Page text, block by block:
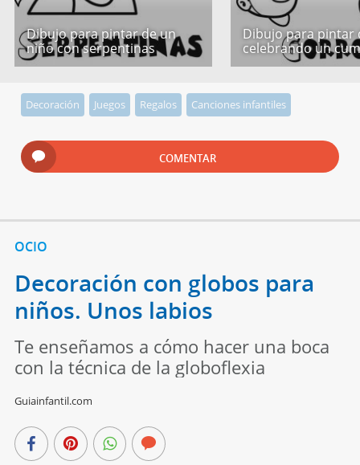
Dibujo para pintar de un
niño con serpentinas
Dibujo para pintar
celebrando un
Decoración Juegos Regalos Canciones infantiles
COMENTAR
OCIO
Decoración con globos para
niños. Unos labios
Te enseñamos a cómo hacer una boca
con la técnica de la globoflexia
Guiainfantil.com